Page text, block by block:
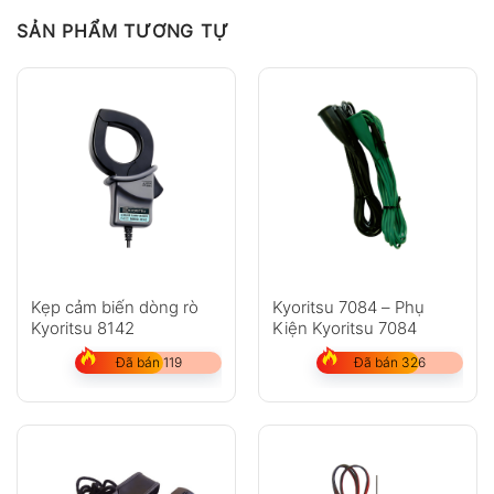
SẢN PHẨM TƯƠNG TỰ
Kẹp cảm biến dòng rò
Kyoritsu 8142
Đã bán 119
Kyoritsu 7084 – Phụ
Kiện Kyoritsu 7084
Đã bán 326